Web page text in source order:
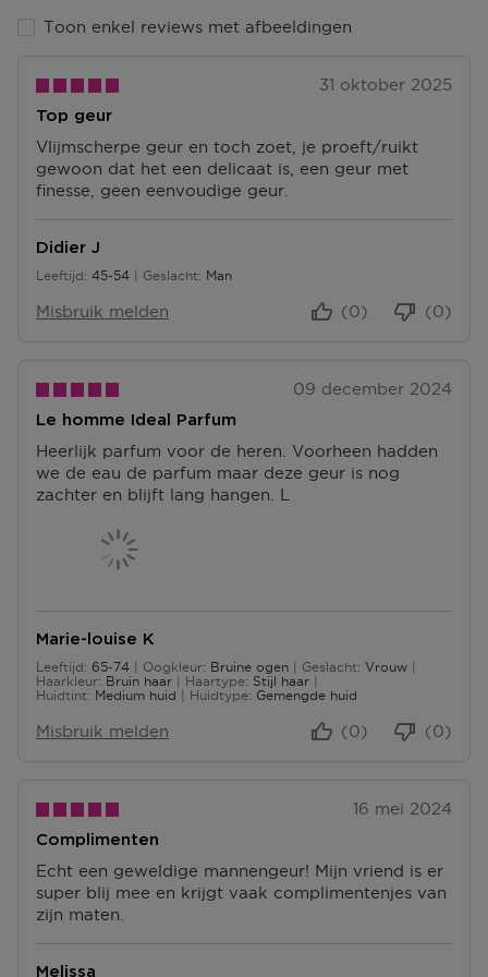
Na ontvangst van jouw bestelling producten heb je 14
dagen om deze (gedeeltelijk) terug te sturen of te
herroepen. Na de herroeping heb je dan nog eens 14
dagen de tijd om de producten te retourneren. Om
voor herroeping
Omruilen of terugbrengen in de winkel
Je mag het product ook terugbrengen of omruilen in
orderbevestiging mee.
Ga naar meer info en FAQ’s over retourneren.
Meer vragen rond bestellen? Die vind je op onze FAQ
pagina.
Toon enkel reviews met afbeeldingen
31 oktober 2025
Top geur
Vlijmscherpe geur en toch zoet, je proeft/ruikt
gewoon dat het een delicaat is, een geur met
finesse, geen eenvoudige geur.
Didier J
Leeftijd
45 tot 5445-54 Geslacht Man
Misbruik melden (0)
(0)
09 december 2024
Le homme Ideal Parfum
Heerlijk parfum voor de heren. Voorheen hadden
we de eau de parfum maar deze geur is nog
zachter en blijft lang hangen. L
Marie-louise K
Leeftijd
65 tot 7465-74 Oogkleur Bruine ogen Geslacht
Vrouw
Haarkleur
Bruin haar Haartype
Stijl haar
Huidtint
Medium huid Huidtype Gemengde huid
Misbruik melden (0)
(0)
16 mei 2024
Complimenten
Echt een geweldige mannengeur! Mijn vriend is er
super blij mee en krijgt vaak complimentenjes van
zijn maten.
Melissa